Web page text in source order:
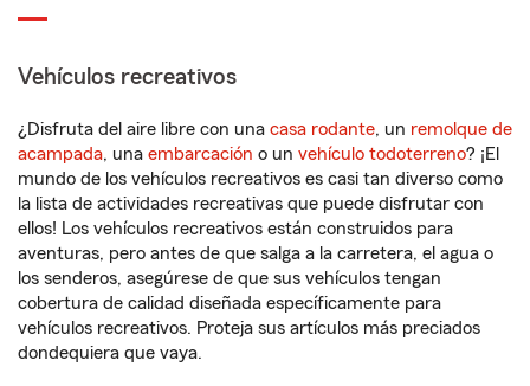
Vehículos recreativos
¿Disfruta del aire libre con una casa rodante, un remolque de
acampada, una embarcación o un vehículo todoterreno? ¡El
mundo de los vehículos recreativos es casi tan diverso como
la lista de actividades recreativas que puede disfrutar con
ellos! Los vehículos recreativos están construidos para
aventuras, pero antes de que salga a la carretera, el agua o
los senderos, asegúrese de que sus vehículos tengan
cobertura de calidad diseñada específicamente para
vehículos recreativos. Proteja sus artículos más preciados
dondequiera que vaya.